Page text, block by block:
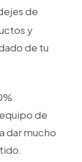
de
y
de tu
de
dar mucho